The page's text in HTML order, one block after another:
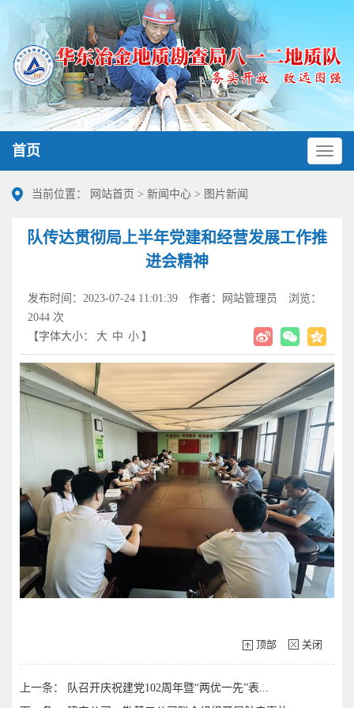
首页
当前位置： 网站首页 > 新闻中心 > 图片新闻
队传达贯彻局上半年党建和经营发展工作推
进会精神
发布时间：2023-07-24 11:01:39 作者：网站管理员
浏览：
2044 次
【字体大小：
大 中 小 】
顶部 关闭
上一条：
队召开庆祝建党102周年暨“两优一先”表...